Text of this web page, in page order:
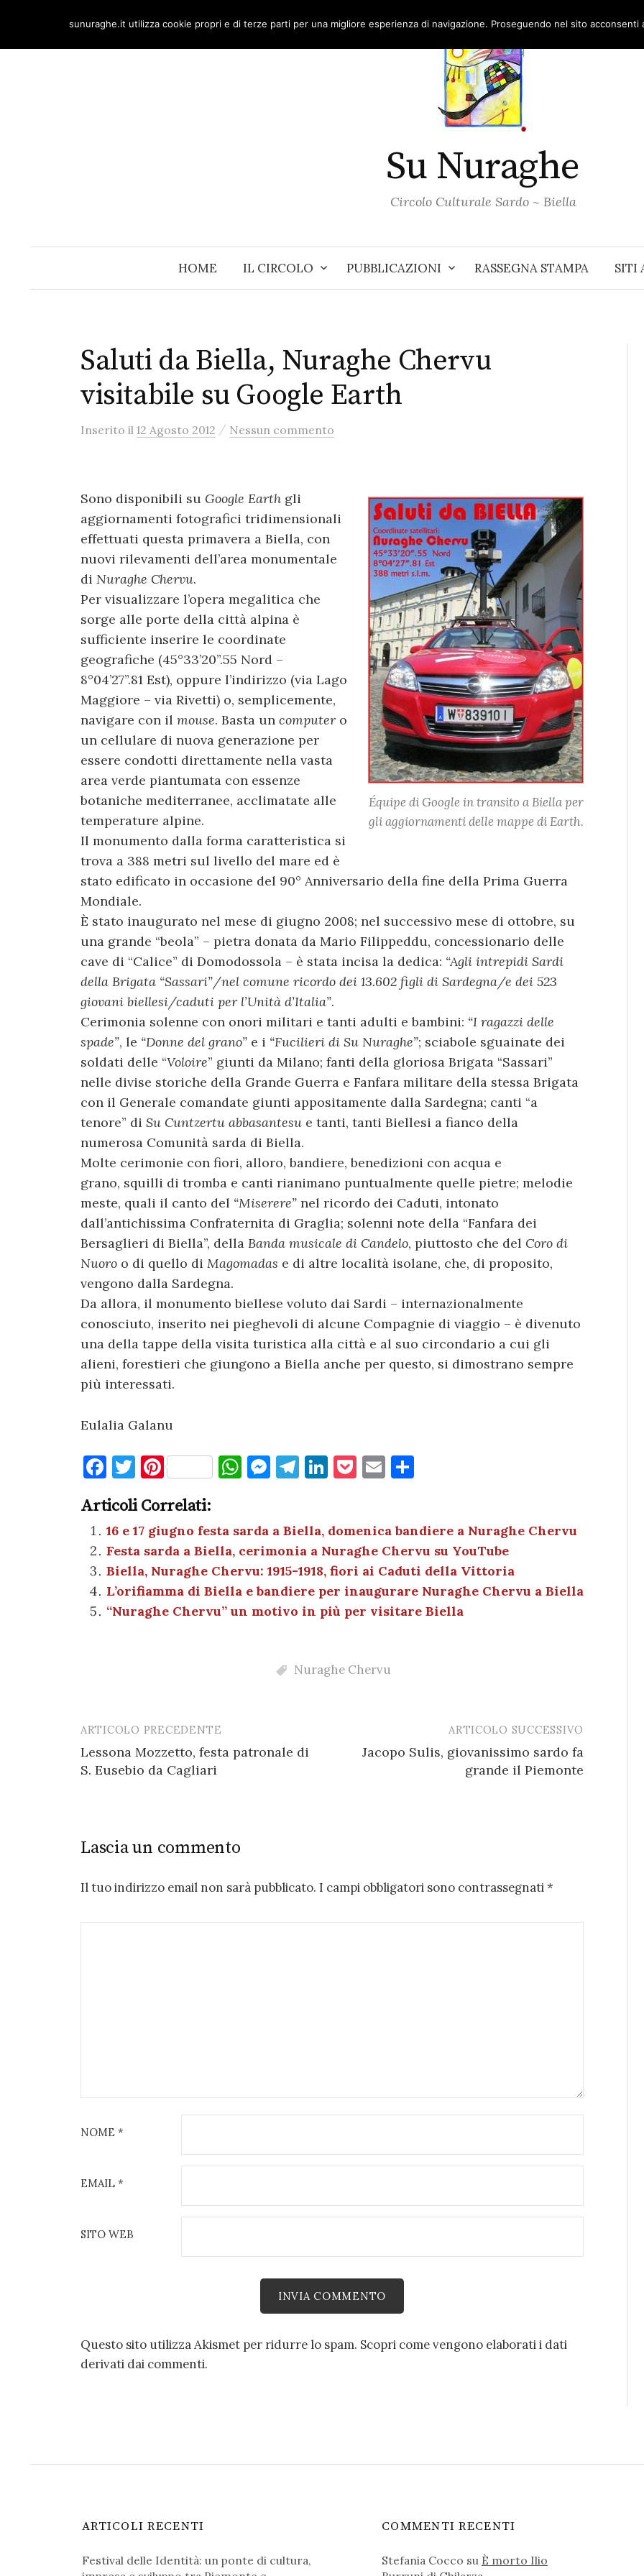
content
Su Nuraghe
Circolo Culturale Sardo ~ Biella
HOME IL CIRCOLO PUBBLICAZIONI RASSEGNA STAMPA SITI
Saluti da Biella, Nuraghe Chervu
visitabile su Google Earth
Inserito il 12 Agosto 2012 / Nessun commento
Équipe di Google in transito a Biella per
gli aggiornamenti delle mappe di Earth.
Sono disponibili su Google Earth gli
aggiornamenti fotografici tridimensionali
effettuati questa primavera a Biella, con
nuovi rilevamenti dell’area monumentale
di Nuraghe Chervu.
Per visualizzare l’opera megalitica che
sorge alle porte della città alpina è
sufficiente inserire le coordinate
geografiche (45°33’20”.55 Nord –
8°04’27”.81 Est), oppure l’indirizzo (via Lago
Maggiore – via Rivetti) o, semplicemente,
navigare con il mouse. Basta un computer o
un cellulare di nuova generazione per
essere condotti direttamente nella vasta
area verde piantumata con essenze
botaniche mediterranee, acclimatate alle
temperature alpine.
Il monumento dalla forma caratteristica si
trova a 388 metri sul livello del mare ed è
stato edificato in occasione del 90° Anniversario della fine della Prima Guerra
Mondiale.
È stato inaugurato nel mese di giugno 2008; nel successivo mese di ottobre, su
una grande “beola” – pietra donata da Mario Filippeddu, concessionario delle
cave di “Calice” di Domodossola – è stata incisa la dedica: “Agli intrepidi Sardi
della Brigata “Sassari”/nel comune ricordo dei 13.602 figli di Sardegna/e dei 523
giovani biellesi/caduti per l’Unità d’Italia”.
Cerimonia solenne con onori militari e tanti adulti e bambini: “I ragazzi delle
spade”, le “Donne del grano” e i “Fucilieri di Su Nuraghe”; sciabole sguainate dei
soldati delle “Voloire” giunti da Milano; fanti della gloriosa Brigata “Sassari”
nelle divise storiche della Grande Guerra e Fanfara militare della stessa Brigata
con il Generale comandate giunti appositamente dalla Sardegna; canti “a
tenore” di Su Cuntzertu abbasantesu e tanti, tanti Biellesi a fianco della
numerosa Comunità sarda di Biella.
Molte cerimonie con fiori, alloro, bandiere, benedizioni con acqua e
grano, squilli di tromba e canti rianimano puntualmente quelle pietre; melodie
meste, quali il canto del “Miserere” nel ricordo dei Caduti, intonato
dall’antichissima Confraternita di Graglia; solenni note della “Fanfara dei
Bersaglieri di Biella”, della Banda musicale di Candelo, piuttosto che del Coro di
Nuoro o di quello di Magomadas e di altre località isolane, che, di proposito,
vengono dalla Sardegna.
Da allora, il monumento biellese voluto dai Sardi – internazionalmente
conosciuto, inserito nei pieghevoli di alcune Compagnie di viaggio – è divenuto
una della tappe della visita turistica alla città e al suo circondario a cui gli
alieni, forestieri che giungono a Biella anche per questo, si dimostrano sempre
più interessati.
Eulalia Galanu
F
a
c
e
b
o
o
T
w
it
te
r
Pi
nt
er
es
t
W
s
A
p
p
M
n
g
er
T
gr
a
m
Li
e
dI
n
P
k
et
E
l di
vi
di
Articoli Correlati:
16 e 17 giugno festa sarda a Biella, domenica bandiere a Nuraghe Chervu
Festa sarda a Biella, cerimonia a Nuraghe Chervu su YouTube
Biella, Nuraghe Chervu: 1915-1918, fiori ai Caduti della Vittoria
L’orifiamma di Biella e bandiere per inaugurare Nuraghe Chervu a Biella
“Nuraghe Chervu” un motivo in più per visitare Biella
Nuraghe Chervu
Post
navigation
ARTICOLO PRECEDENTE
Lessona Mozzetto, festa patronale di
S. Eusebio da Cagliari
ARTICOLO SUCCESSIVO
Jacopo Sulis, giovanissimo sardo fa
grande il Piemonte
Lascia un commento
Il tuo indirizzo email non sarà pubblicato. I campi obbligatori sono contrassegnati*
NOME *
EMAIL *
SITO WEB
Questo sito utilizza Akismet per ridurre lo spam. Scopri come vengono elaborati i dati
derivati dai commenti.
ARTICOLI RECENTI
Festival delle Identità: un ponte di cultura,
COMMENTI RECENTI
Stefania Cocco su È morto Ilio
sunuraghe.it utilizza cookie propri e di terze parti per una migliore esperienza di navigazione. Proseguendo nel sito acconsenti